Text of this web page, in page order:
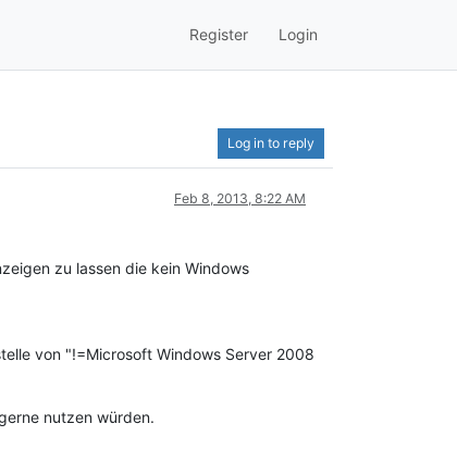
Register Login
Log in to reply
Feb 8, 2013, 8:22 AM
zu lassen die kein Windows
von "!=Microsoft Windows Server 2008
nutzen würden.